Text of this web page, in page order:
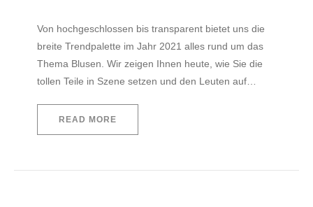
Von hochgeschlossen bis transparent bietet uns die
breite Trendpalette im Jahr 2021 alles rund um das
Thema Blusen. Wir zeigen Ihnen heute, wie Sie die
tollen Teile in Szene setzen und den Leuten auf…
READ MORE